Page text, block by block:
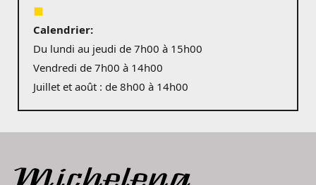
◼︎
Calendrier:
Du lundi au jeudi de 7h00 à 15h00
Vendredi de 7h00 à 14h00
Juillet et août : de 8h00 à 14h00